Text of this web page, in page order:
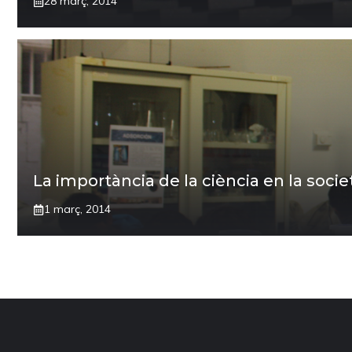
La importància de la ciència en la
1 març, 2014